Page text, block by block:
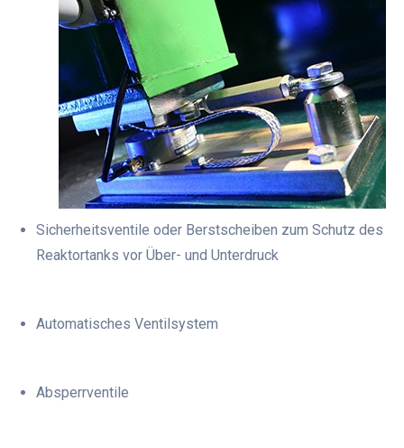
Sicherheitsventile oder Berstscheiben zum Schutz des
Reaktortanks vor Über- und Unterdruck
Automatisches Ventilsystem
Absperrventile